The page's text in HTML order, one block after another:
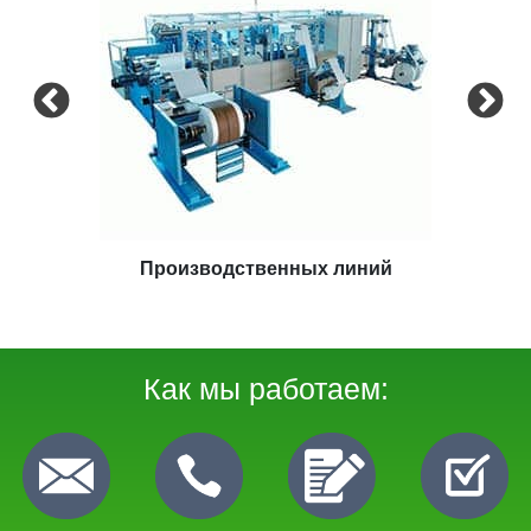
Производственных линий
Как мы работаем: